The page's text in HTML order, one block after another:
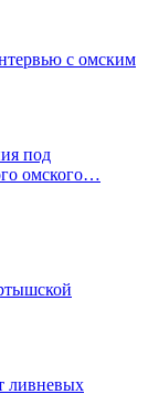
с омским
под
омского…
ливневых